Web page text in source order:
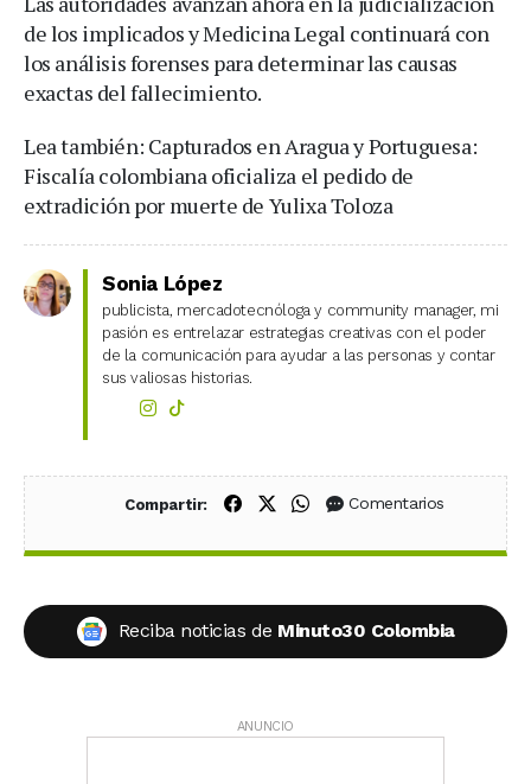
de los implicados y Medicina Legal continuará con
los análisis forenses para determinar las causas
exactas del fallecimiento.
Lea también: Capturados en Aragua y Portuguesa:
Fiscalía colombiana oficializa el pedido de
extradición por muerte de Yulixa Toloza
Sonia López
publicista, mercadotecnóloga y community manager, mi
pasión es entrelazar estrategias creativas con el poder
de la comunicación para ayudar a las personas y contar
sus valiosas historias.
Compartir: Compartir en Facebook
Compartir en X (Twitter)
Compartir en WhatsApp
Comentarios
Reciba noticias de Minuto30 Colombia
ANUNCIO